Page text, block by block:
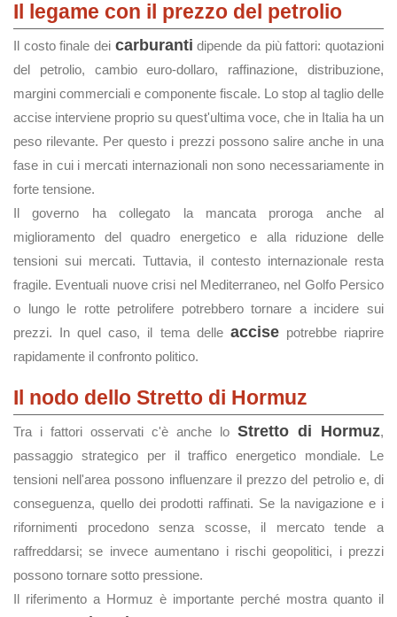
Il legame con il prezzo del petrolio
Il costo finale dei carburanti dipende da più fattori: quotazioni
del petrolio, cambio euro-dollaro, raffinazione, distribuzione,
margini commerciali e componente fiscale. Lo stop al taglio delle
accise interviene proprio su quest'ultima voce, che in Italia ha un
peso rilevante. Per questo i prezzi possono salire anche in una
fase in cui i mercati internazionali non sono necessariamente in
forte tensione.
Il governo ha collegato la mancata proroga anche al
miglioramento del quadro energetico e alla riduzione delle
tensioni sui mercati. Tuttavia, il contesto internazionale resta
fragile. Eventuali nuove crisi nel Mediterraneo, nel Golfo Persico
o lungo le rotte petrolifere potrebbero tornare a incidere sui
prezzi. In quel caso, il tema delle accisepotrebbe riaprire
rapidamente il confronto politico.
Il nodo dello Stretto di Hormuz
Tra i fattori osservati c'è anche lo Stretto di Hormuz,
passaggio strategico per il traffico energetico mondiale. Le
tensioni nell'area possono influenzare il prezzo del petrolio e, di
conseguenza, quello dei prodotti raffinati. Se la navigazione e i
rifornimenti procedono senza scosse, il mercato tende a
raffreddarsi; se invece aumentano i rischi geopolitici, i prezzi
possono tornare sotto pressione.
Il riferimento a Hormuz è importante perché mostra quanto il